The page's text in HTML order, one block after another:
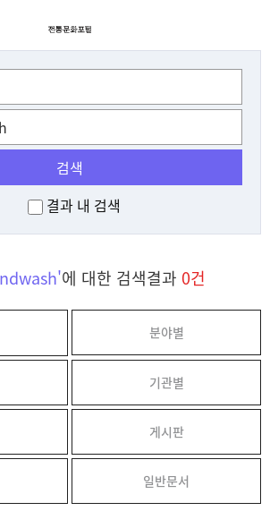
검색
결과 내 검색
에 대한 검색결과 0건
분야별
기관별
게시판
일반문서